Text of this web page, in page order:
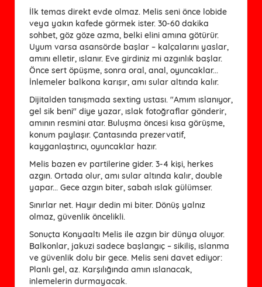
İlk temas direkt evde olmaz. Melis seni önce lobide
veya yakın kafede görmek ister. 30-60 dakika
sohbet, göz göze azma, belki elini amına götürür.
Uyum varsa asansörde başlar – kalçalarını yaslar,
amını elletir, ıslanır. Eve girdiniz mi azgınlık başlar.
Önce sert öpüşme, sonra oral, anal, oyuncaklar...
İnlemeler balkona karışır, amı sular altında kalır.
Dijitalden tanışmada sexting ustası. "Amım ıslanıyor,
gel sik beni" diye yazar, ıslak fotoğraflar gönderir,
amının resmini atar. Buluşma öncesi kısa görüşme,
konum paylaşır. Çantasında prezervatif,
kayganlaştırıcı, oyuncaklar hazır.
Melis bazen ev partilerine gider. 3-4 kişi, herkes
azgın. Ortada olur, amı sular altında kalır, double
yapar... Gece azgın biter, sabah ıslak gülümser.
Sınırlar net. Hayır dedin mi biter. Dönüş yalnız
olmaz, güvenlik öncelikli.
Sonuçta Konyaaltı Melis ile azgın bir dünya oluyor.
Balkonlar, jakuzi sadece başlangıç – sikiliş, ıslanma
ve güvenlik dolu bir gece. Melis seni davet ediyor:
Planlı gel, az. Karşılığında amın ıslanacak,
inlemelerin durmayacak.